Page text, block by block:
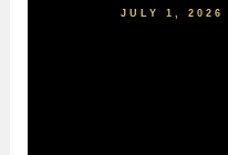
JULY 1, 2026